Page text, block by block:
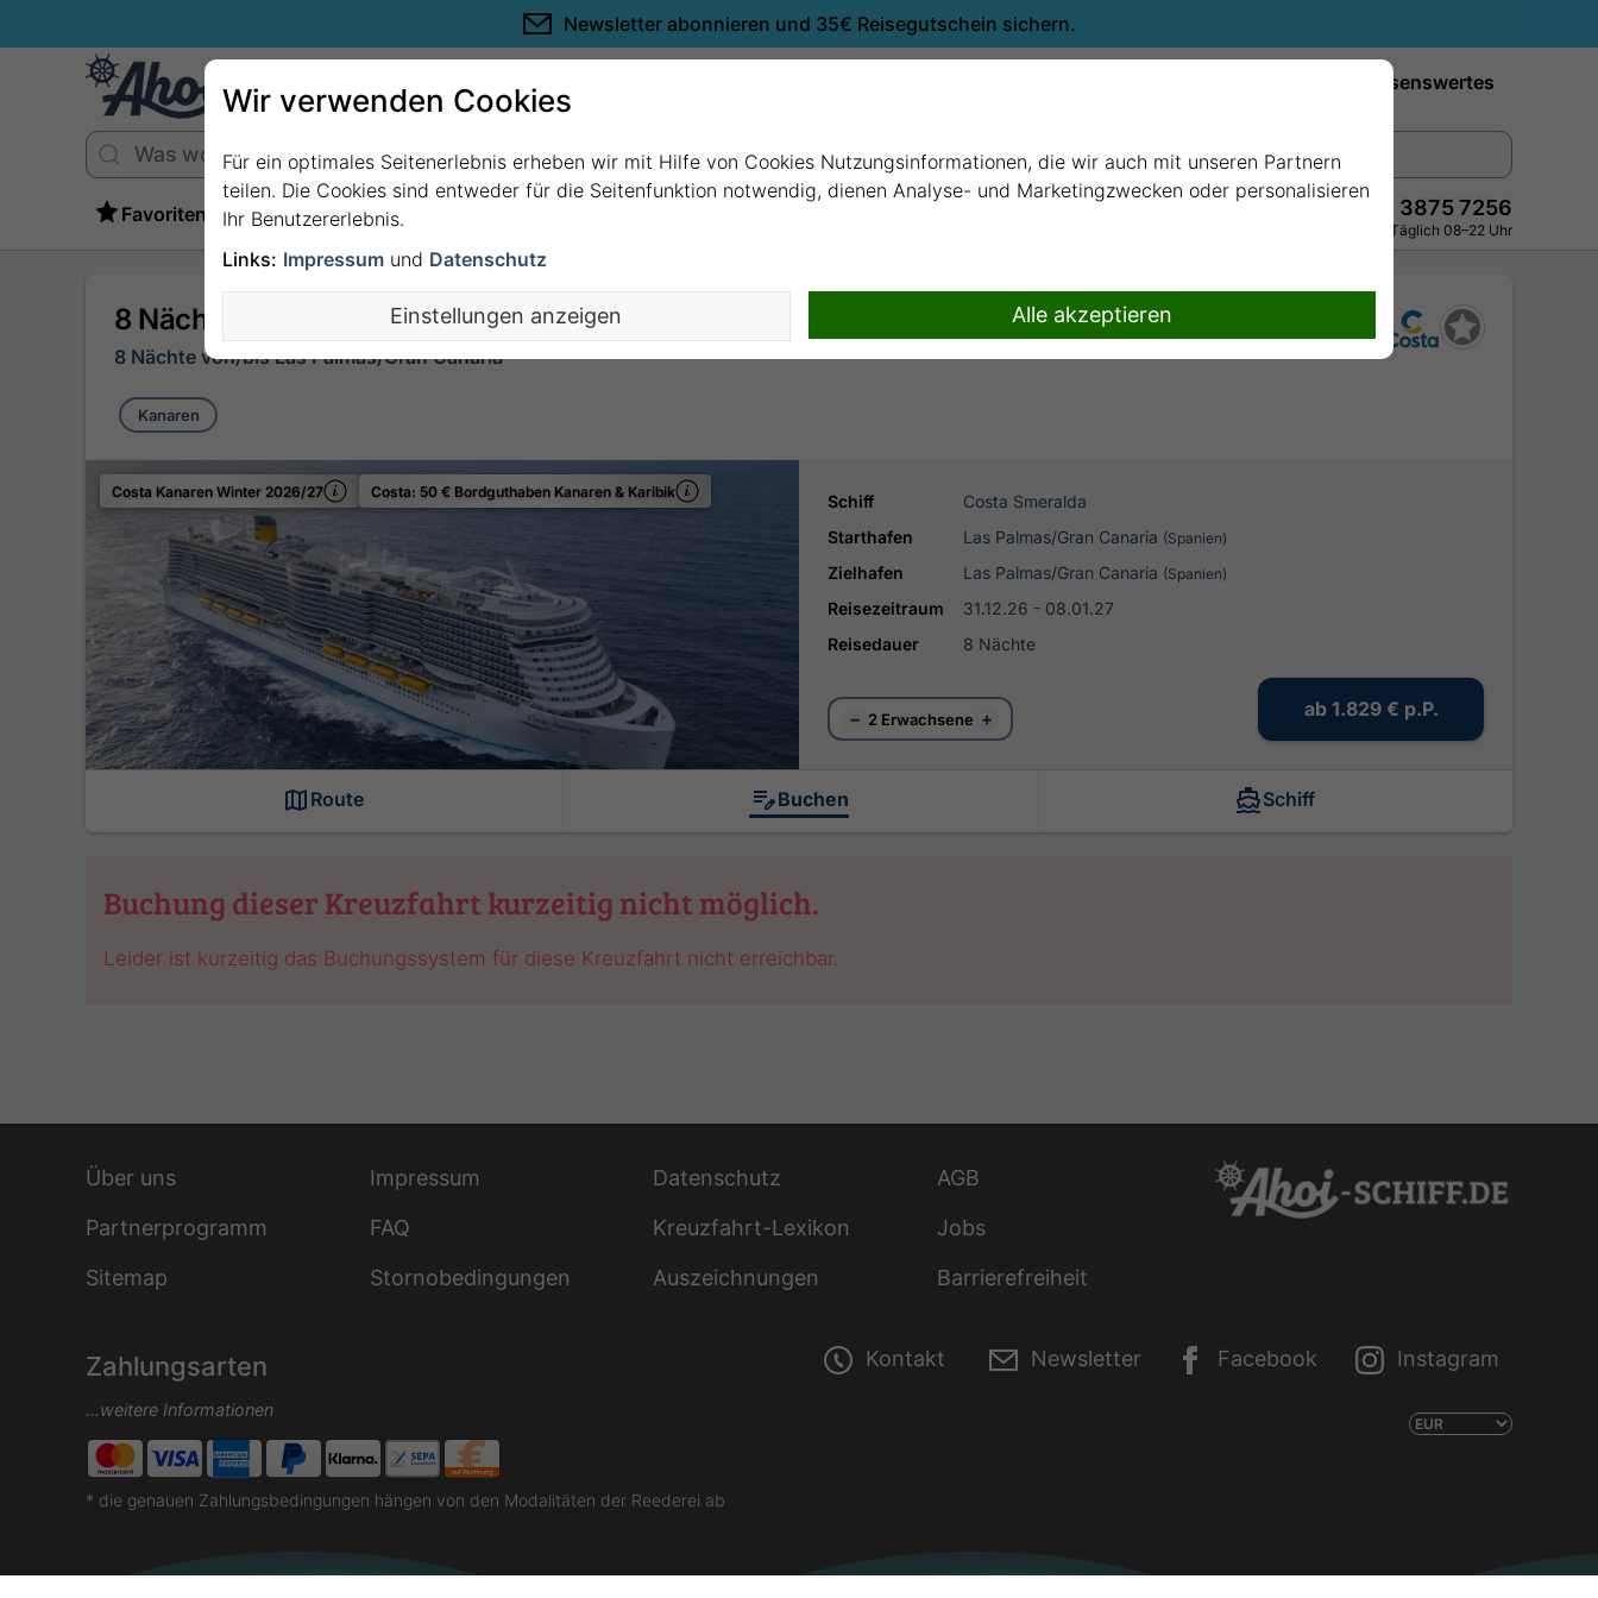
Newsletter abonnieren und 35€ Reisegutschein sichern.
Wissenswertes
Favoriten +49 228 3875 7256
Persönlich · Kostenlos · Täglich 08–22 Uhr
8 Nächte Kanaren (Spanien), Madeira, Spanien mit Costa Smeralda
8 Nächte von/bis Las Palmas/Gran Canaria
Kanaren
Costa Kanaren Winter 2026/27 Costa: 50 € Bordguthaben Kanaren & Karibik Schiff
Costa Smeralda
Starthafen
Las Palmas/Gran Canaria (Spanien)
Zielhafen Las Palmas/Gran Canaria (Spanien)
Reisezeitraum
31.12.26 - 08.01.27
Reisedauer
8 Nächte
− 2 Erwachsene + ab 1.829 € p.P.
Route Buchen Schiff
Buchung dieser Kreuzfahrt kurzeitig nicht möglich.
Leider ist kurzeitig das Buchungssystem für diese Kreuzfahrt nicht erreichbar.
Über uns Impressum Datenschutz
AGB
Partnerprogramm
FAQ Kreuzfahrt-Lexikon
Jobs
Sitemap
Stornobedingungen Auszeichnungen Barrierefreiheit
Zahlungsarten
...weitere Informationen
* die genauen Zahlungsbedingungen hängen von den Modalitäten der Reederei ab
Kontakt Newsletter Facebook Instagram
Wir verwenden Cookies
Für ein optimales Seitenerlebnis erheben wir mit Hilfe von Cookies Nutzungsinformationen, die wir auch mit unseren Partnern
teilen. Die Cookies sind entweder für die Seitenfunktion notwendig, dienen Analyse- und Marketingzwecken oder personalisieren
Ihr Benutzererlebnis.
Links: Impressum und Datenschutz
Einstellungen anzeigen Alle akzeptieren